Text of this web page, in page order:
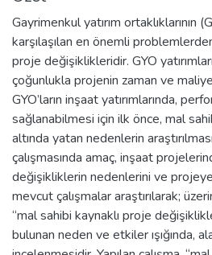
Gayrimenkul yatırım ortaklıklarının
karşılaşılan en önemli
proje değişiklikleridir. GYO
çoğunlukla projenin zaman ve
GYO’ların inşaat yatırımlarında,
sağlanabilmesi için ilk önce, mal
altında yatan nedenlerin
çalışmasında amaç, inşaat
değişikliklerin nedenlerini ve
mevcut çalışmalar araştırılarak;
“mal sahibi kaynaklı proje
bulunan neden ve etkiler ışığında,